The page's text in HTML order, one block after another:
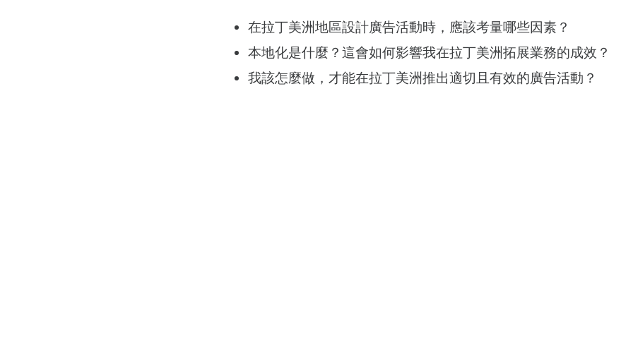
在拉丁美洲地區設計廣告活動時，應該考量哪些因素？
本地化是什麼？這會如何影響我在拉丁美洲拓展業務的成效？
我該怎麼做，才能在拉丁美洲推出適切且有效的廣告活動？